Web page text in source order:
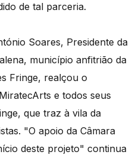
de tal parceria.
Soares, Presidente da
município anfitrião da
Fringe, realçou o
e todos seus
que traz à vila da
"O apoio da Câmara
deste projeto" continua